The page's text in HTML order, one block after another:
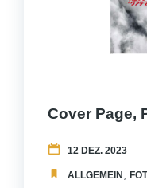
Cover Page,
12 DEZ. 2023
ALLGEMEIN